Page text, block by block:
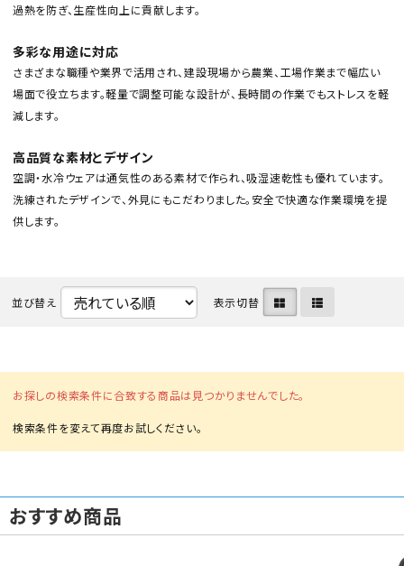
カテゴリから選ぶ
メーカーから選ぶ
ガレージ機器
補助金で購入
過熱を防ぎ、生産性向上に貢献します。
多彩な用途に対応
さまざまな職種や業界で活用され、建設現場から農業、工場作業まで幅広い
場面で役立ちます。軽量で調整可能な設計が、長時間の作業でもストレスを軽
減します。
高品質な素材とデザイン
空調・水冷ウェアは通気性のある素材で作られ、吸湿速乾性も優れています。
洗練されたデザインで、外見にもこだわりました。安全で快適な作業環境を提
供します。
並び替え 表示切替
お探しの検索条件に合致する商品は見つかりませんでした。
おすすめ商品